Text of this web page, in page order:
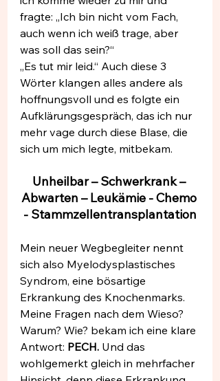
fragte: „Ich bin nicht vom Fach,
auch wenn ich weiß trage, aber
was soll das sein?“
„Es tut mir leid.“ Auch diese 3
Wörter klangen alles andere als
hoffnungsvoll und es folgte ein
Aufklärungsgespräch, das ich nur
mehr vage durch diese Blase, die
sich um mich legte, mitbekam.
Unheilbar – Schwerkrank –
Abwarten – Leukämie - Chemo
- Stammzellentransplantation
Mein neuer Wegbegleiter nennt
sich also Myelodysplastisches
Syndrom, eine bösartige
Erkrankung des Knochenmarks.
Meine Fragen nach dem Wieso?
Warum? Wie? bekam ich eine klare
Antwort: PECH. Und das
wohlgemerkt gleich in mehrfacher